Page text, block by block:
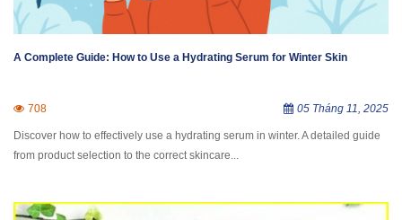
A Complete Guide: How to Use a Hydrating Serum for Winter Skin
708 05 Tháng 11, 2025
Discover how to effectively use a hydrating serum in winter. A detailed guide
from product selection to the correct skincare...